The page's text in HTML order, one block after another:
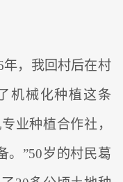
年，我回村后在村
机械化种植这条
业种植合作社，
。”50岁的村民葛